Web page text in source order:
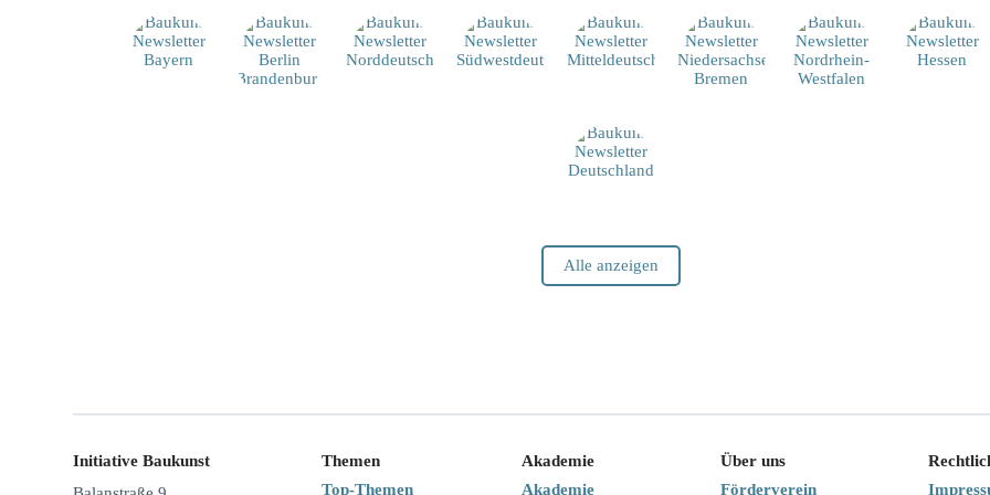
Alle anzeigen
Initiative Baukunst
Themen
Top-Themen
Akademie
Akademie
Über uns
Förderverein